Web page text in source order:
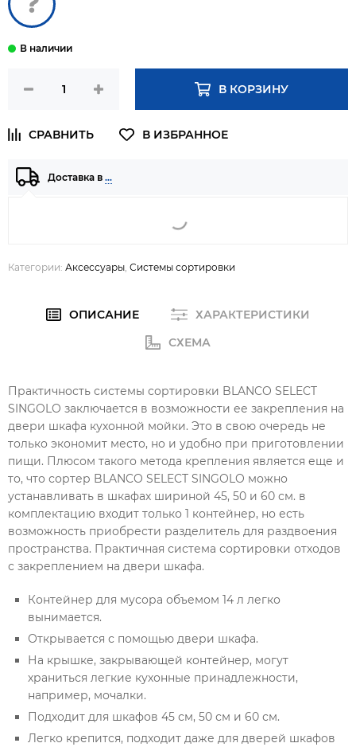
В КОРЗИНУ
Доставка в …
Категории: Аксессуары, Системы сортировки
ОПИСАНИЕ
ХАРАКТЕРИСТИКИ
СХЕМА
Практичность системы сортировки BLANCO SELECT
SINGOLO заключается в возможности ее закрепления на
двери шкафа кухонной мойки. Это в свою очередь не
только экономит место, но и удобно при приготовлении
пищи. Плюсом такого метода крепления является еще и
то, что сортер BLANCO SELECT SINGOLO можно
устанавливать в шкафах шириной 45, 50 и 60 см. в
комплектацию входит только 1 контейнер, но есть
возможность приобрести разделитель для раздвоения
пространства. Практичная система сортировки отходов
с закреплением на двери шкафа.
Контейнер для мусора объемом 14 л легко
вынимается.
Открывается с помощью двери шкафа.
На крышке, закрывающей контейнер, могут
храниться легкие кухонные принадлежности,
например, мочалки.
Подходит для шкафов 45 см, 50 см и 60 см.
Легко крепится, подходит даже для дверей шкафов